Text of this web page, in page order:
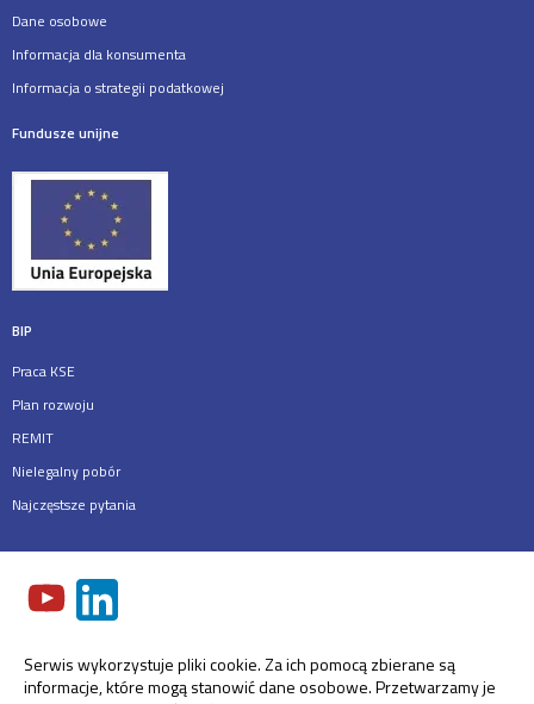
Dane osobowe
Informacja dla konsumenta
Informacja o strategii podatkowej
Fundusze unijne
BIP
Praca KSE
Plan rozwoju
REMIT
Nielegalny pobór
Najczęstsze pytania
Serwis wykorzystuje pliki cookie. Za ich pomocą zbierane są
informacje, które mogą stanowić dane osobowe. Przetwarzamy je